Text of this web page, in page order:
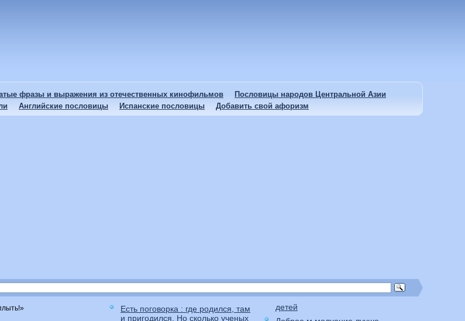
фразы и выражения из отечественных кинофильмов
Пословицы народов Центральной Азии
Английские пословицы Испанские пословицы Добавить свой афоризм
Есть поговорка : где родился, там
и пригодился. Но сколько ученых
детей